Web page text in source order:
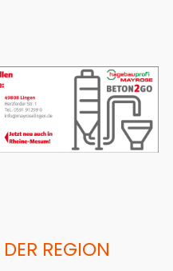
REGION